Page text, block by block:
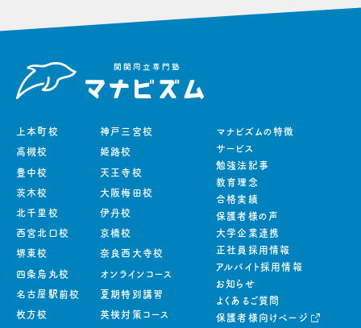
上本町校
高槻校
豊中校
茨木校
北千里校
西宮北口校
堺東校
四条烏丸校
名古屋駅前校
枚方校
神戸三宮校
姫路校
天王寺校
大阪梅田校
伊丹校
京橋校
奈良西大寺校
オンラインコース
夏期特別講習
英検対策コース
マナビズムの特徴
サービス
勉強法記事
教育理念
合格実績
保護者様の声
大学企業連携
正社員採用情報
アルバイト採用情報
お知らせ
よくあるご質問
保護者様向けページ